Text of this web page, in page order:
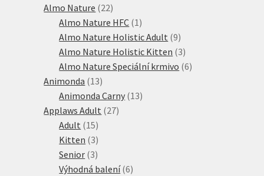
produktů
Almo Nature 2222
produktů
Almo Nature HFC 1 1
produkt
Almo Nature Holistic Adult 99
produktů
Almo Nature Holistic Kitten 33
produkty
Almo Nature Speciální krmivo 66
Animonda 1313
produktů
Animonda Carny 1313
Applaws Adult 2727
Adult 1515
produktů
Kitten 33
produkty
Senior 33
produkty
Výhodná balení 66